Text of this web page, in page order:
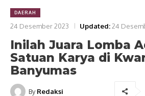
DAERAH
24 Desember 2023 Updated:24
Inilah Juara Lomba
Satuan Karya di
Banyumas
By Redaksi